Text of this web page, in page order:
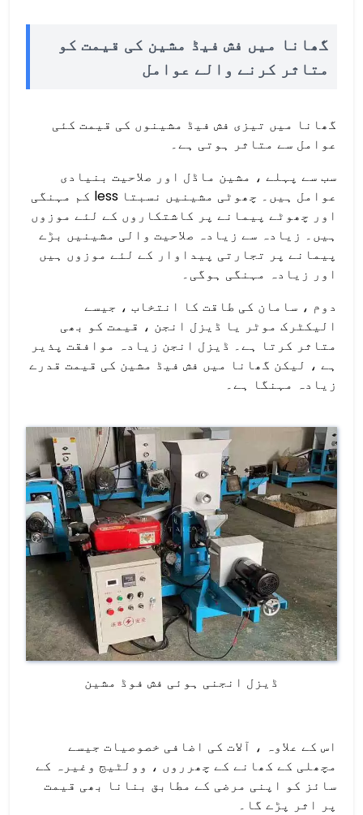
گھانا میں فش فیڈ مشین کی قیمت کو
متاثر کرنے والے عوامل
گھانا میں تیزی فش فیڈ مشینوں کی قیمت کئی
عوامل سے متاثر ہوتی ہے۔
سب سے پہلے ، مشین ماڈل اور صلاحیت بنیادی
عوامل ہیں۔ چھوٹی مشینیں نسبتا less کم مہنگی
اور چھوٹے پیمانے پر کاشتکاروں کے لئے موزوں
ہیں۔ زیادہ سے زیادہ صلاحیت والی مشینیں بڑے
پیمانے پر تجارتی پیداوار کے لئے موزوں ہیں
اور زیادہ مہنگی ہوگی۔
دوم ، سامان کی طاقت کا انتخاب ، جیسے
الیکٹرک موٹر یا ڈیزل انجن ، قیمت کو بھی
متاثر کرتا ہے۔ ڈیزل انجن زیادہ موافقت پذیر
ہے ، لیکن گھانا میں فش فیڈ مشین کی قیمت قدرے
زیادہ مہنگا ہے۔
ڈیزل انجنی ہوئی فش فوڈ مشین
اس کے علاوہ ، آلات کی اضافی خصوصیات جیسے
مچھلی کے کھانے کے چھرروں ، وولٹیج وغیرہ کے
سائز کو اپنی مرضی کے مطابق بنانا بھی قیمت
پر اثر پڑے گا۔